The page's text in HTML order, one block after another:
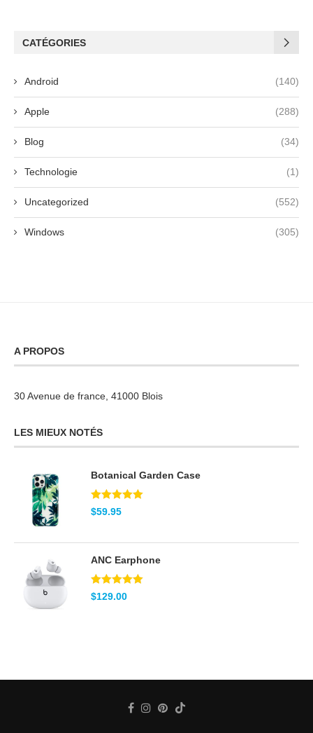
CATÉGORIES
Android (140)
Apple (288)
Blog (34)
Technologie (1)
Uncategorized (552)
Windows (305)
A PROPOS
30 Avenue de france, 41000 Blois
LES MIEUX NOTÉS
Botanical Garden Case
Note5.00
sur 5
$59.95
ANC Earphone
Note5.00
sur 5
$129.00